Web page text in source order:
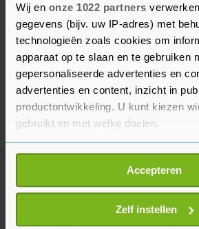
Wij en onze 1022 partners
gegevens (bijv. uw IP-adres) met
technologieën zoals cookies om
apparaat op te slaan en te gebruiken
gepersonaliseerde advertenties en
advertenties en content, inzicht in
productontwikkeling. U kunt kiezen
gebruikt en met welke doelen.
Als u het toestaat, willen we ook
Informatie verzamelen over
locatie, die tot een paar meter
Uw apparaat identificeren door
scannen op specifieke
Accepteren
Zelf instellen
Meer uit Entertainment